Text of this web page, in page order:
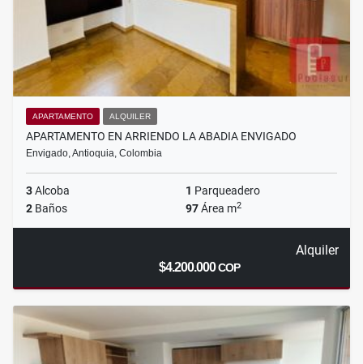
APARTAMENTO ALQUILER
APARTAMENTO EN ARRIENDO LA ABADIA ENVIGADO
Envigado, Antioquia, Colombia
3Alcoba 1 Parqueadero
2 Baños 97Área m2
Alquiler
$4.200.000COP